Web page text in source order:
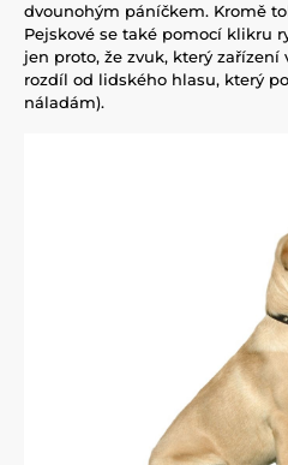
dvounohým páníčkem. Kromě
Pejskové se také pomocí klikru
jen proto, že zvuk, který zařízení
rozdíl od lidského hlasu, který
náladám).